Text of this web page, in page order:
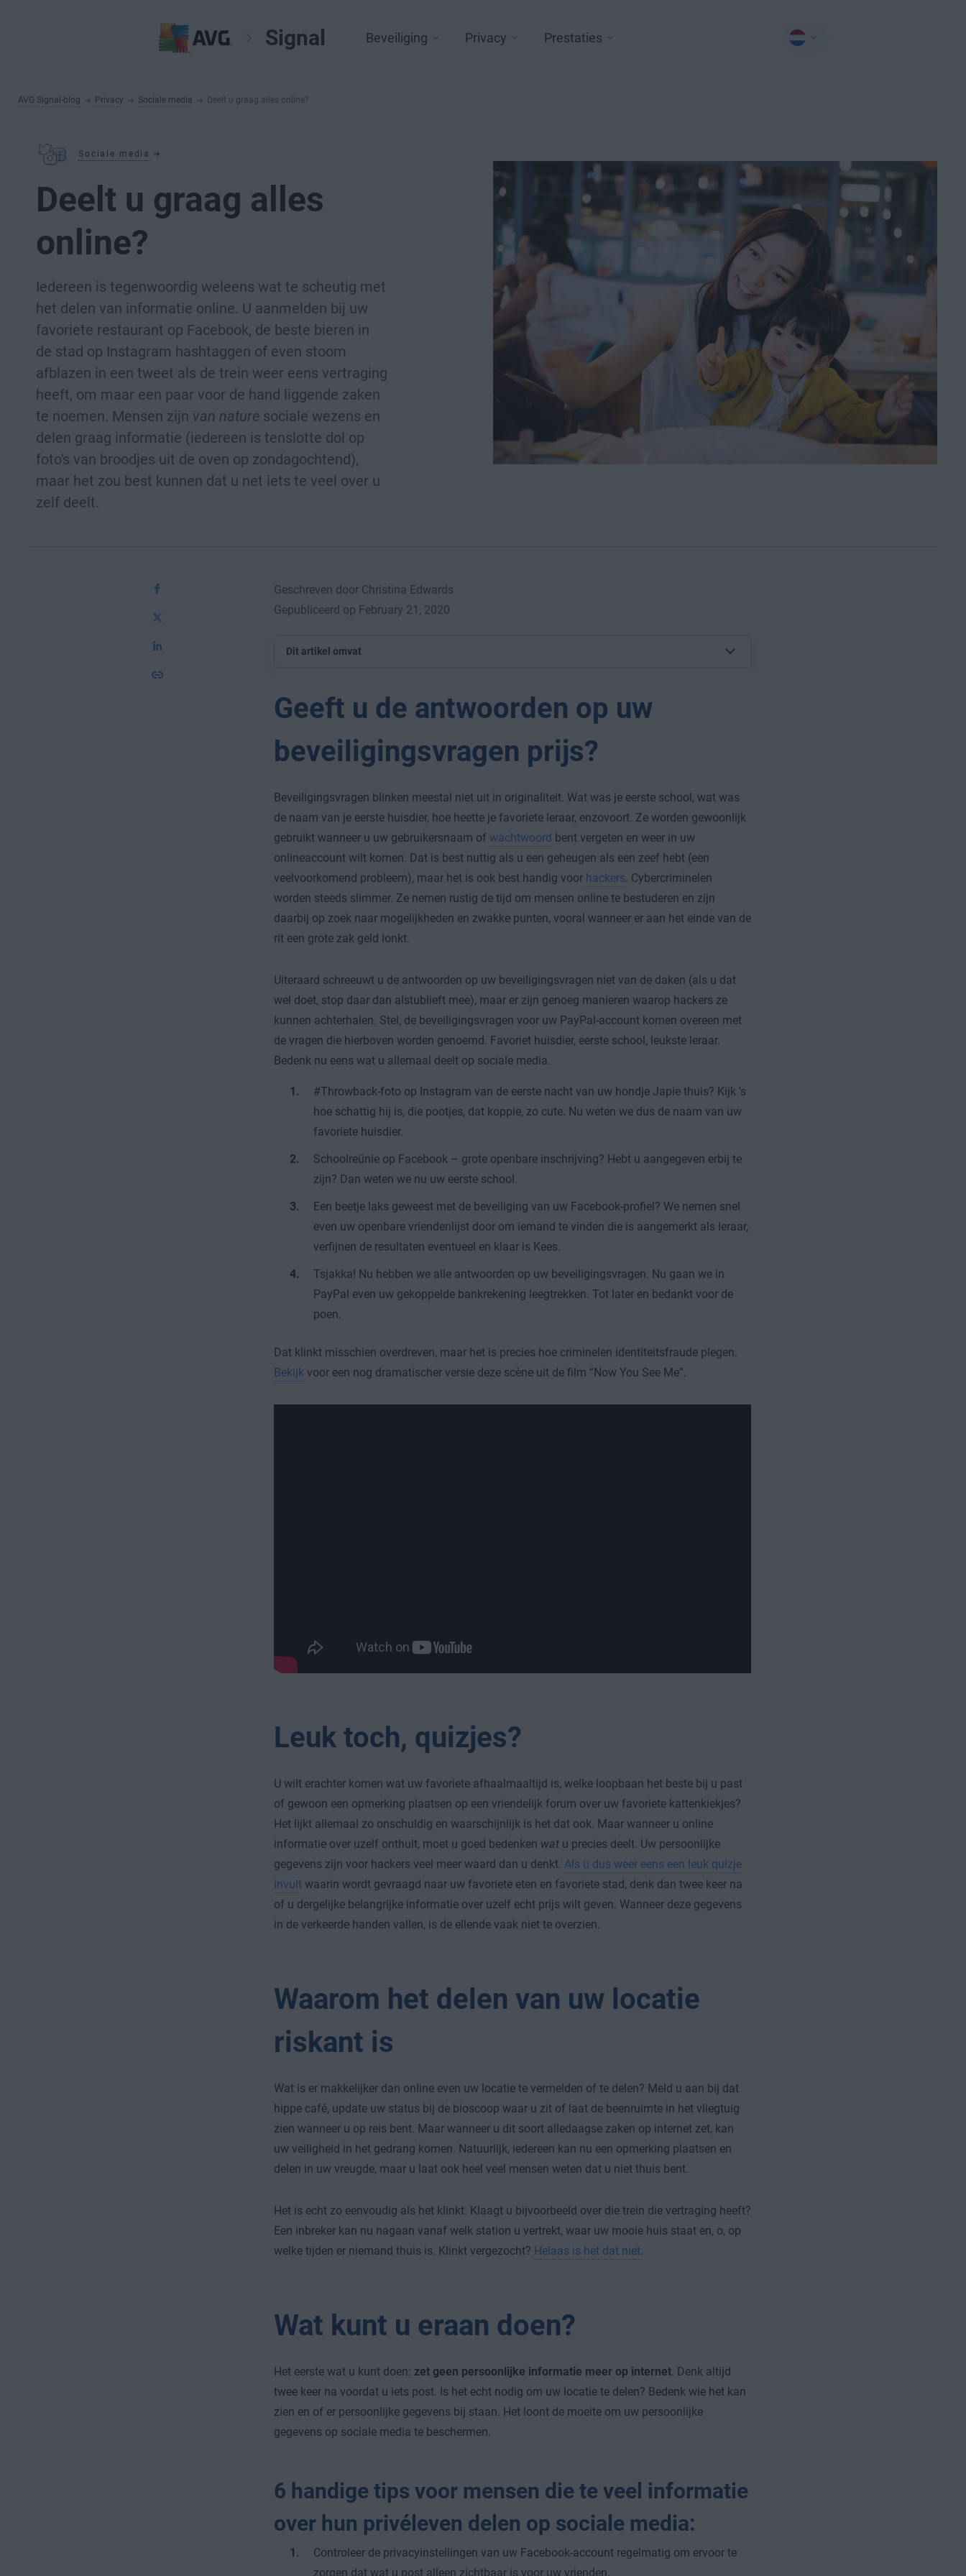
Signal Beveiliging Privacy Prestaties
AVG Signal-blog Privacy Sociale media Deelt u graag alles online?
Sociale media
Deelt u graag alles
online?
Iedereen is tegenwoordig weleens wat te scheutig met
het delen van informatie online. U aanmelden bij uw
favoriete restaurant op Facebook, de beste bieren in
de stad op Instagram hashtaggen of even stoom
afblazen in een tweet als de trein weer eens vertraging
heeft, om maar een paar voor de hand liggende zaken
te noemen. Mensen zijn van nature sociale wezens en
delen graag informatie (iedereen is tenslotte dol op
foto's van broodjes uit de oven op zondagochtend),
maar het zou best kunnen dat u net iets te veel over u
zelf deelt.
Geschreven door Christina Edwards
Gepubliceerd op February 21, 2020
Dit artikel omvat
Geeft u de antwoorden op uw
beveiligingsvragen prijs?
Beveiligingsvragen blinken meestal niet uit in originaliteit. Wat was je eerste school, wat was
de naam van je eerste huisdier, hoe heette je favoriete leraar, enzovoort. Ze worden gewoonlijk
gebruikt wanneer u uw gebruikersnaam of wachtwoord bent vergeten en weer in uw
onlineaccount wilt komen. Dat is best nuttig als u een geheugen als een zeef hebt (een
veelvoorkomend probleem), maar het is ook best handig voor hackers. Cybercriminelen
worden steeds slimmer. Ze nemen rustig de tijd om mensen online te bestuderen en zijn
daarbij op zoek naar mogelijkheden en zwakke punten, vooral wanneer er aan het einde van de
rit een grote zak geld lonkt.
Uiteraard schreeuwt u de antwoorden op uw beveiligingsvragen niet van de daken (als u dat
wel doet, stop daar dan alstublieft mee), maar er zijn genoeg manieren waarop hackers ze
kunnen achterhalen. Stel, de beveiligingsvragen voor uw PayPal-account komen overeen met
de vragen die hierboven worden genoemd. Favoriet huisdier, eerste school, leukste leraar.
Bedenk nu eens wat u allemaal deelt op sociale media.
#Throwback-foto op Instagram van de eerste nacht van uw hondje Japie thuis? Kijk 's
hoe schattig hij is, die pootjes, dat koppie, zo cute. Nu weten we dus de naam van uw
favoriete huisdier.
Schoolreünie op Facebook – grote openbare inschrijving? Hebt u aangegeven erbij te
zijn? Dan weten we nu uw eerste school.
Een beetje laks geweest met de beveiliging van uw Facebook-profiel? We nemen snel
even uw openbare vriendenlijst door om iemand te vinden die is aangemerkt als leraar,
verfijnen de resultaten eventueel en klaar is Kees.
Tsjakka! Nu hebben we alle antwoorden op uw beveiligingsvragen. Nu gaan we in
PayPal even uw gekoppelde bankrekening leegtrekken. Tot later en bedankt voor de
poen.
Dat klinkt misschien overdreven, maar het is precies hoe criminelen identiteitsfraude plegen.
Bekijkvoor een nog dramatischer versie deze scène uit de film “Now You See Me”.
Leuk toch, quizjes?
U wilt erachter komen wat uw favoriete afhaalmaaltijd is, welke loopbaan het beste bij u past
of gewoon een opmerking plaatsen op een vriendelijk forum over uw favoriete kattenkiekjes?
Het lijkt allemaal zo onschuldig en waarschijnlijk is het dat ook. Maar wanneer u online
informatie over uzelf onthult, moet u goed bedenken watu precies deelt. Uw persoonlijke
gegevens zijn voor hackers veel meer waard dan u denkt. Als u dus weer eens een leuk quizje
invultwaarin wordt gevraagd naar uw favoriete eten en favoriete stad, denk dan twee keer na
of u dergelijke belangrijke informatie over uzelf echt prijs wilt geven. Wanneer deze gegevens
in de verkeerde handen vallen, is de ellende vaak niet te overzien.
Waarom het delen van uw locatie
riskant is
Wat is er makkelijker dan online even uw locatie te vermelden of te delen? Meld u aan bij dat
hippe café, update uw status bij de bioscoop waar u zit of laat de beenruimte in het vliegtuig
zien wanneer u op reis bent. Maar wanneer u dit soort alledaagse zaken op internet zet, kan
uw veiligheid in het gedrang komen. Natuurlijk, iedereen kan nu een opmerking plaatsen en
delen in uw vreugde, maar u laat ook heel veel mensen weten dat u niet thuis bent.
Het is echt zo eenvoudig als het klinkt. Klaagt u bijvoorbeeld over die trein die vertraging heeft?
Een inbreker kan nu nagaan vanaf welk station u vertrekt, waar uw mooie huis staat en, o, op
welke tijden er niemand thuis is. Klinkt vergezocht? Helaas is het dat niet.
Wat kunt u eraan doen?
Het eerste wat u kunt doen: zet geen persoonlijke informatie meer op internet. Denk altijd
twee keer na voordat u iets post. Is het echt nodig om uw locatie te delen? Bedenk wie het kan
zien en of er persoonlijke gegevens bij staan. Het loont de moeite om uw persoonlijke
gegevens op sociale media te beschermen.
6 handige tips voor mensen die te veel informatie
over hun privéleven delen op sociale media:
Controleer de privacyinstellingen van uw Facebook-account regelmatig om ervoor te
zorgen dat wat u post alleen zichtbaar is voor uw vrienden.